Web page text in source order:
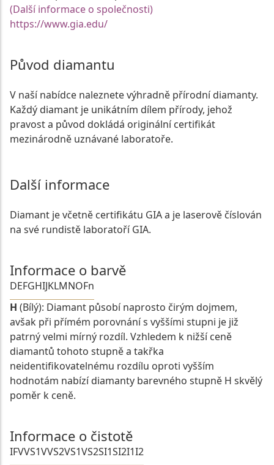
(Další informace o společnosti)
https://www.gia.edu/
Původ diamantu
V naší nabídce naleznete výhradně přírodní diamanty.
Každý diamant je unikátním dílem přírody, jehož
pravost a původ dokládá originální certifikát
mezinárodně uznávané laboratoře.
Další informace
Diamant je včetně certifikátu GIA a je laserově číslován
na své rundistě laboratoří GIA.
Informace o barvě
DEFGHIJKLMNOFn
H (Bílý): Diamant působí naprosto čirým dojmem,
avšak při přímém porovnání s vyššími stupni je již
patrný velmi mírný rozdíl. Vzhledem k nižší ceně
diamantů tohoto stupně a takřka
neidentifikovatelnému rozdílu oproti vyšším
hodnotám nabízí diamanty barevného stupně H skvělý
poměr k ceně.
Informace o čistotě
IFVVS1VVS2VS1VS2SI1SI2I1I2